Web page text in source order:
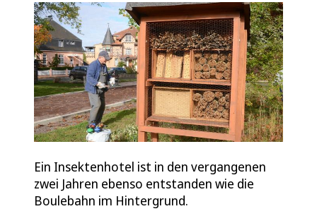
Ein Insektenhotel ist in den vergangenen
zwei Jahren ebenso entstanden wie die
Boulebahn im Hintergrund.